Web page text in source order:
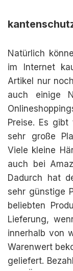
Natürlich
im Internet
Artikel nur
auch einige
Preise. Es
sehr große
Viele kleine
auch bei
Dadurch hat
sehr günstige
beliebten
Lieferung,
innerhalb von
Warenwert
geliefert.